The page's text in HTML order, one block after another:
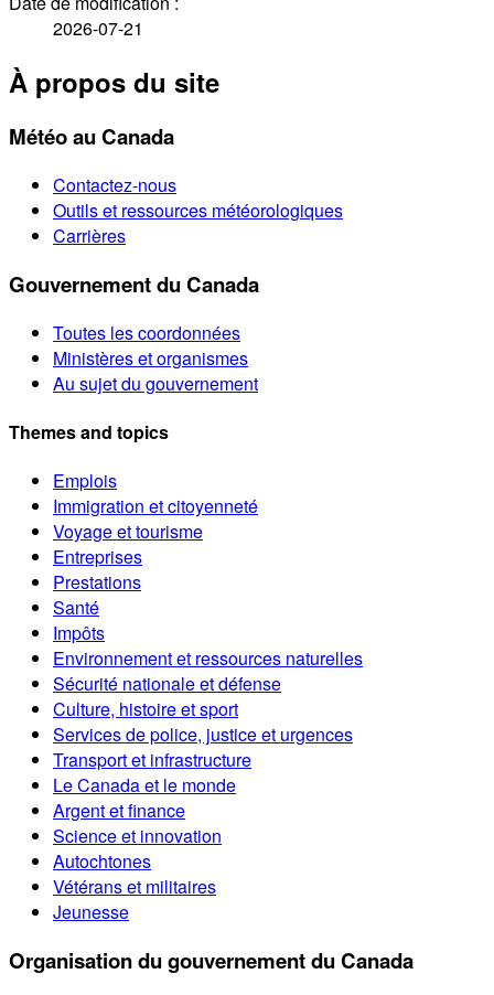
2026-07-21
À propos du site
Météo au Canada
Contactez-nous
Outils et ressources météorologiques
Carrières
Gouvernement du Canada
Toutes les coordonnées
Ministères et organismes
Au sujet du gouvernement
Themes and topics
Emplois
Immigration et citoyenneté
Voyage et tourisme
Entreprises
Prestations
Santé
Impôts
Environnement et ressources naturelles
Sécurité nationale et défense
Culture, histoire et sport
Services de police, justice et urgences
Transport et infrastructure
Le Canada et le monde
Argent et finance
Science et innovation
Autochtones
Vétérans et militaires
Jeunesse
Organisation du gouvernement du Canada